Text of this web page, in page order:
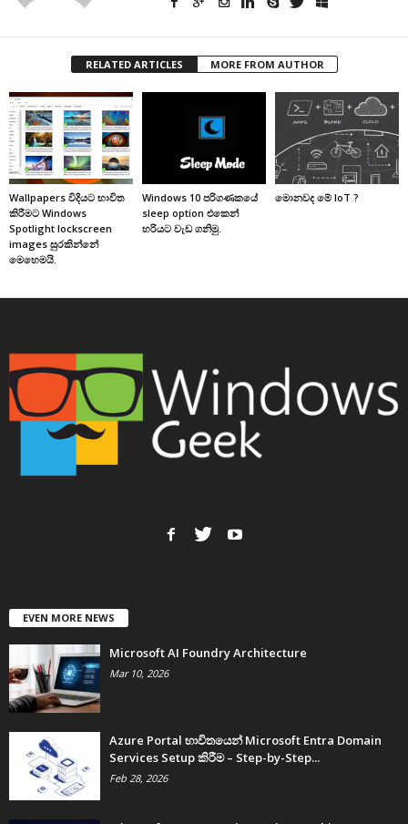
RELATED ARTICLES MORE FROM AUTHOR
Wallpapers විදියට භාවිත
කිරීමට Windows
Spotlight lockscreen
images සුරකින්නේ
මෙහෙමයි.
Windows 10 පරිගණකයේ
sleep option එකෙන්
හරියට වැඩ ගනිමු.
මොනවද මේ IoT ?
EVEN MORE NEWS
Microsoft AI Foundry Architecture
Mar 10, 2026
Azure Portal භාවිතයෙන් Microsoft Entra Domain
Services Setup කිරීම – Step-by-Step...
Feb 28, 2026